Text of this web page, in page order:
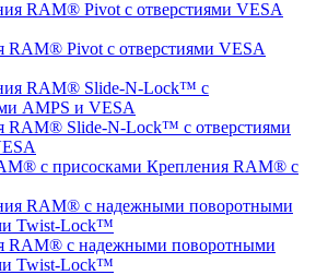
RAM® Pivot с отверстиями VESA
RAM® Slide-N-Lock™ с отверстиями
Крепления RAM® с
RAM® с надежными поворотными
Twist-Lock™